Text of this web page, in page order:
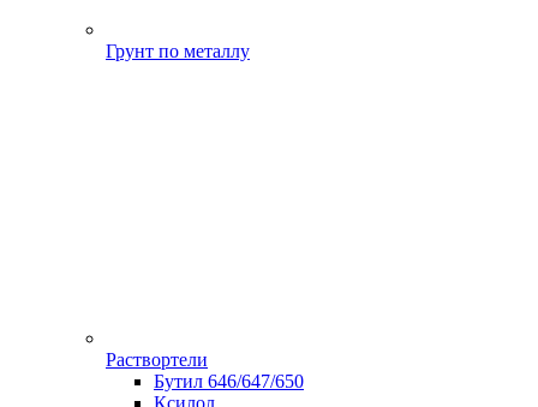
Грунт по металлу
Раствортели
Бутил 646/647/650
Ксилол